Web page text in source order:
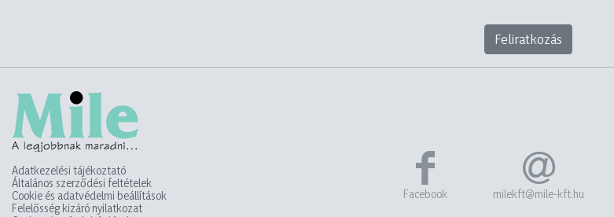
Feliratkozás
Adatkezelési tájékoztató
Általános szerződési feltételek
Cookie és adatvédelmi beállítások
Felelősség kizáró nyilatkozat
Facebook milekft@mile-kft.hu